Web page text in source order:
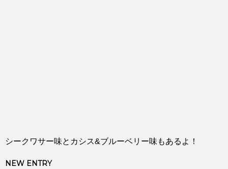
シークワサー味とカシス&ブルーベリー味もあるよ！
NEW ENTRY